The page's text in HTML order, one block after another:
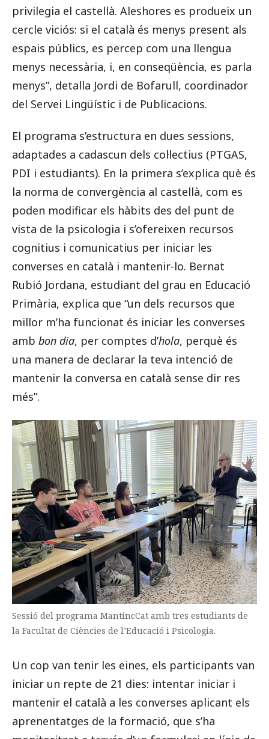
privilegia el castellà. Aleshores es produeix un
cercle viciós: si el català és menys present als
espais públics, es percep com una llengua
menys necessària, i, en conseqüència, es parla
menys”, detalla Jordi de Bofarull, coordinador
del Servei Lingüístic i de Publicacions.
El programa s’estructura en dues sessions,
adaptades a cadascun dels col·lectius (PTGAS,
PDI i estudiants). En la primera s’explica què és
la norma de convergència al castellà, com es
poden modificar els hàbits des del punt de
vista de la psicologia i s’ofereixen recursos
cognitius i comunicatius per iniciar les
converses en català i mantenir-lo. Bernat
Rubió Jordana, estudiant del grau en Educació
Primària, explica que “un dels recursos que
millor m’ha funcionat és iniciar les converses
amb bon dia, per comptes d’hola, perquè és
una manera de declarar la teva intenció de
mantenir la conversa en català sense dir res
més”.
Sessió del programa MantincCat amb tres estudiants de
la Facultat de Ciències de l’Educació i Psicologia.
Un cop van tenir les eines, els participants van
iniciar un repte de 21 dies: intentar iniciar i
mantenir el català a les converses aplicant els
aprenentatges de la formació, que s’ha